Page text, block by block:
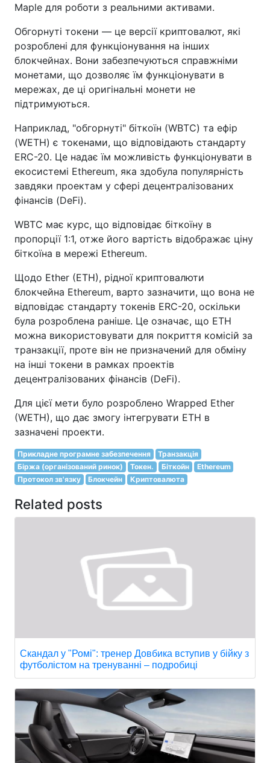
Maple для роботи з реальними активами.
Обгорнуті токени — це версії криптовалют, які
розроблені для функціонування на інших
блокчейнах. Вони забезпечуються справжніми
монетами, що дозволяє їм функціонувати в
мережах, де ці оригінальні монети не
підтримуються.
Наприклад, "обгорнуті" біткоїн (WBTC) та ефір
(WETH) є токенами, що відповідають стандарту
ERC-20. Це надає їм можливість функціонувати в
екосистемі Ethereum, яка здобула популярність
завдяки проектам у сфері децентралізованих
фінансів (DeFi).
WBTC має курс, що відповідає біткоїну в
пропорції 1:1, отже його вартість відображає ціну
біткоїна в мережі Ethereum.
Щодо Ether (ETH), рідної криптовалюти
блокчейна Ethereum, варто зазначити, що вона не
відповідає стандарту токенів ERC-20, оскільки
була розроблена раніше. Це означає, що ETH
можна використовувати для покриття комісій за
транзакції, проте він не призначений для обміну
на інші токени в рамках проектів
децентралізованих фінансів (DeFi).
Для цієї мети було розроблено Wrapped Ether
(WETH), що дає змогу інтегрувати ETH в
зазначені проекти.
Прикладне програмне забезпечення
Транзакція
Біржа (організований ринок)
Токен. Біткойн
Ethereum
Протокол зв'язку
Блокчейн Криптовалюта
Related posts
Скандал у "Ромі": тренер Довбика вступив у бійку з
футболістом на тренуванні – подробиці